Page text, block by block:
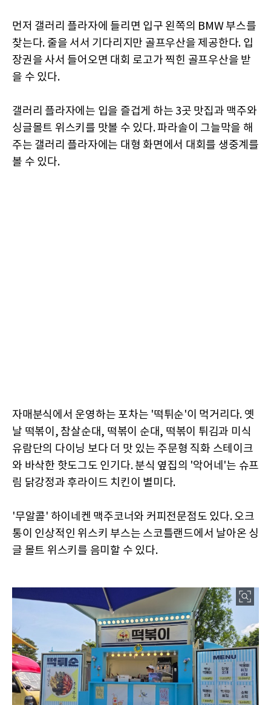
먼저 갤러리 플라자에 들리면 입구 왼쪽의 BMW 부스를
찾는다. 줄을 서서 기다리지만 골프우산을 제공한다. 입
장권을 사서 들어오면 대회 로고가 찍힌 골프우산을 받
을 수 있다.
갤러리 플라자에는 입을 즐겁게 하는 3곳 맛집과 맥주와
싱글몰트 위스키를 맛볼 수 있다. 파라솔이 그늘막을 해
주는 갤러리 플라자에는 대형 화면에서 대회를 생중계를
볼 수 있다.
자매분식에서 운영하는 포차는 '떡튀순'이 먹거리다. 옛
날 떡볶이, 참살순대, 떡볶이 순대, 떡볶이 튀김과 미식
유람단의 다이닝 보다 더 맛 있는 주문형 직화 스테이크
와 바삭한 핫도그도 인기다. 분식 옆집의 '악어네'는 슈프
림 닭강정과 후라이드 치킨이 별미다.
'무알콜' 하이네켄 맥주코너와 커피전문점도 있다. 오크
통이 인상적인 위스키 부스는 스코틀랜드에서 날아온 싱
글 몰트 위스키를 음미할 수 있다.